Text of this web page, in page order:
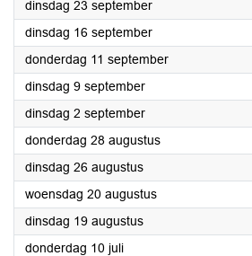
dinsdag 23 september2025
dinsdag 16 september2025
donderdag 11 september2025
dinsdag 9 september2025
dinsdag 2 september2025
donderdag 28 augustus2025
dinsdag 26 augustus2025
woensdag 20 augustus2025
dinsdag 19 augustus2025
donderdag 10 juli2025